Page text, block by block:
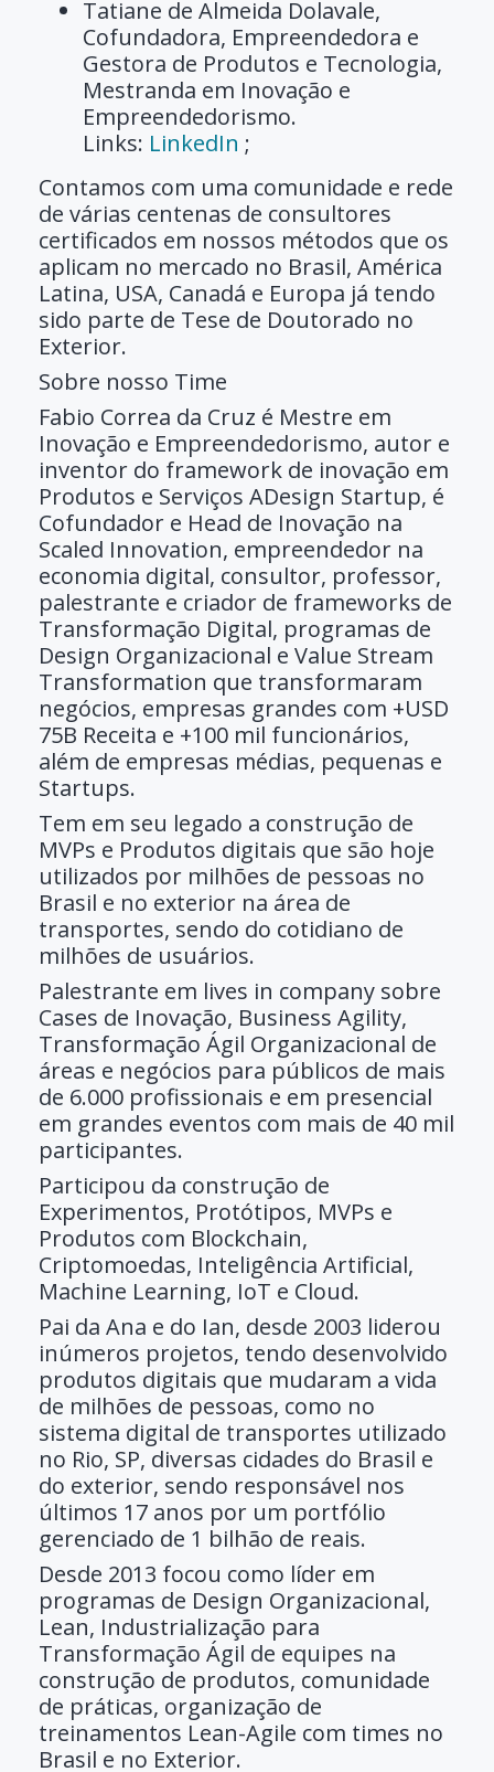
Tatiane de Almeida Dolavale,
Cofundadora, Empreendedora e
Gestora de Produtos e Tecnologia,
Mestranda em Inovação e
Empreendedorismo.
Links: LinkedIn ;
Contamos com uma comunidade e rede
de várias centenas de consultores
certificados em nossos métodos que os
aplicam no mercado no Brasil, América
Latina, USA, Canadá e Europa já tendo
sido parte de Tese de Doutorado no
Exterior.
Sobre nosso Time
Fabio Correa da Cruz é Mestre em
Inovação e Empreendedorismo, autor e
inventor do framework de inovação em
Produtos e Serviços ADesign Startup, é
Cofundador e Head de Inovação na
Scaled Innovation, empreendedor na
economia digital, consultor, professor,
palestrante e criador de frameworks de
Transformação Digital, programas de
Design Organizacional e Value Stream
Transformation que transformaram
negócios, empresas grandes com +USD
75B Receita e +100 mil funcionários,
além de empresas médias, pequenas e
Startups.
Tem em seu legado a construção de
MVPs e Produtos digitais que são hoje
utilizados por milhões de pessoas no
Brasil e no exterior na área de
transportes, sendo do cotidiano de
milhões de usuários.
Palestrante em lives in company sobre
Cases de Inovação, Business Agility,
Transformação Ágil Organizacional de
áreas e negócios para públicos de mais
de 6.000 profissionais e em presencial
em grandes eventos com mais de 40 mil
participantes.
Participou da construção de
Experimentos, Protótipos, MVPs e
Produtos com Blockchain,
Criptomoedas, Inteligência Artificial,
Machine Learning, IoT e Cloud.
Pai da Ana e do Ian, desde 2003 liderou
inúmeros projetos, tendo desenvolvido
produtos digitais que mudaram a vida
de milhões de pessoas, como no
sistema digital de transportes utilizado
no Rio, SP, diversas cidades do Brasil e
do exterior, sendo responsável nos
últimos 17 anos por um portfólio
gerenciado de 1 bilhão de reais.
Desde 2013 focou como líder em
programas de Design Organizacional,
Lean, Industrialização para
Transformação Ágil de equipes na
construção de produtos, comunidade
de práticas, organização de
treinamentos Lean-Agile com times no
Brasil e no Exterior.